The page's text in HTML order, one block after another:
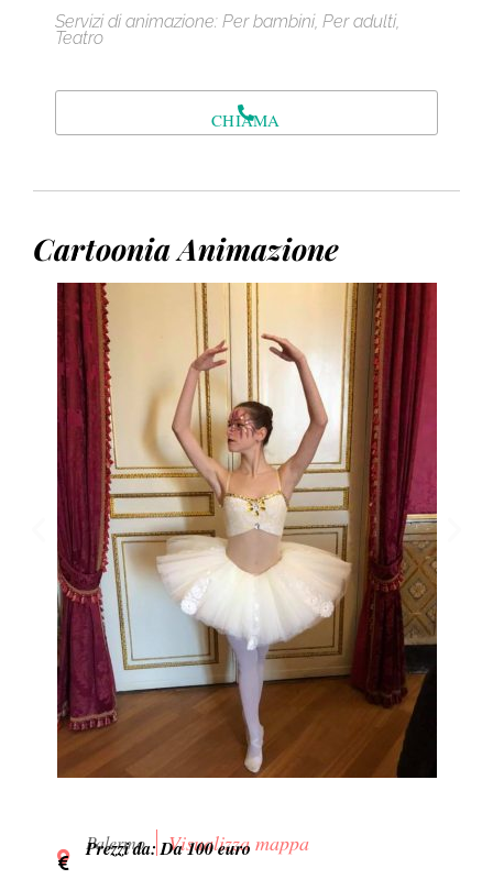
Servizi di animazione: Per bambini, Per adulti,
Teatro
CHIAMA
Cartoonia Animazione
Palermo Visualizza mappa
Prezzi da: Da 100 euro